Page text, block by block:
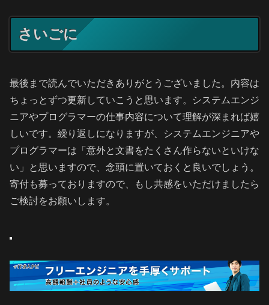
さいごに
最後まで読んでいただきありがとうございました。内容は
ちょっとずつ更新していこうと思います。システムエンジ
ニアやプログラマーの仕事内容について理解が深まれば嬉
しいです。繰り返しになりますが、システムエンジニアや
プログラマーは「意外と文書をたくさん作らないといけな
い」と思いますので、念頭に置いておくと良いでしょう。
寄付も募っておりますので、もし共感をいただけましたら
ご検討をお願いします。